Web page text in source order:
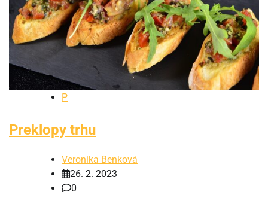
P
Preklopy trhu
Veronika Benková
26. 2. 2023
0